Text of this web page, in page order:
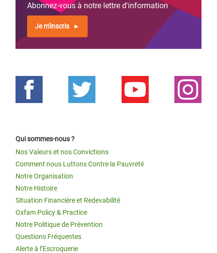
Abonnez-vous à notre lettre d'information
Je m'inscris
Qui sommes-nous ?
Nos Valeurs et nos Convictions
Comment nous Luttons Contre la Pauvreté
Notre Organisation
Notre Histoire
Situation Financière et Redevabilité
Oxfam Policy & Practice
Notre Politique de Prévention
Questions Fréquentes
Alerte à l’Escroquerie